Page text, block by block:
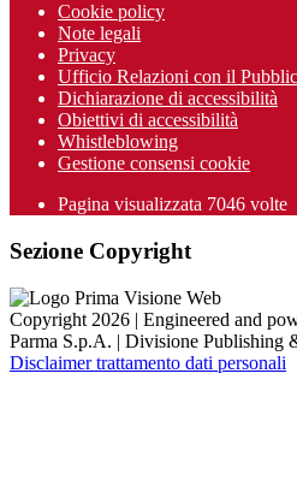
Cookie policy
Note legali
Privacy
Ufficio Relazioni con il
Dichiarazione di accessibilità
Obiettivi di accessibilità
Whistleblowing
Gestione consensi cookie
Pagina visualizzata 7046 volte
Sezione Copyright
Copyright 2026 | Engineered and
Parma S.p.A. | Divisione Publishing
Disclaimer trattamento dati personali